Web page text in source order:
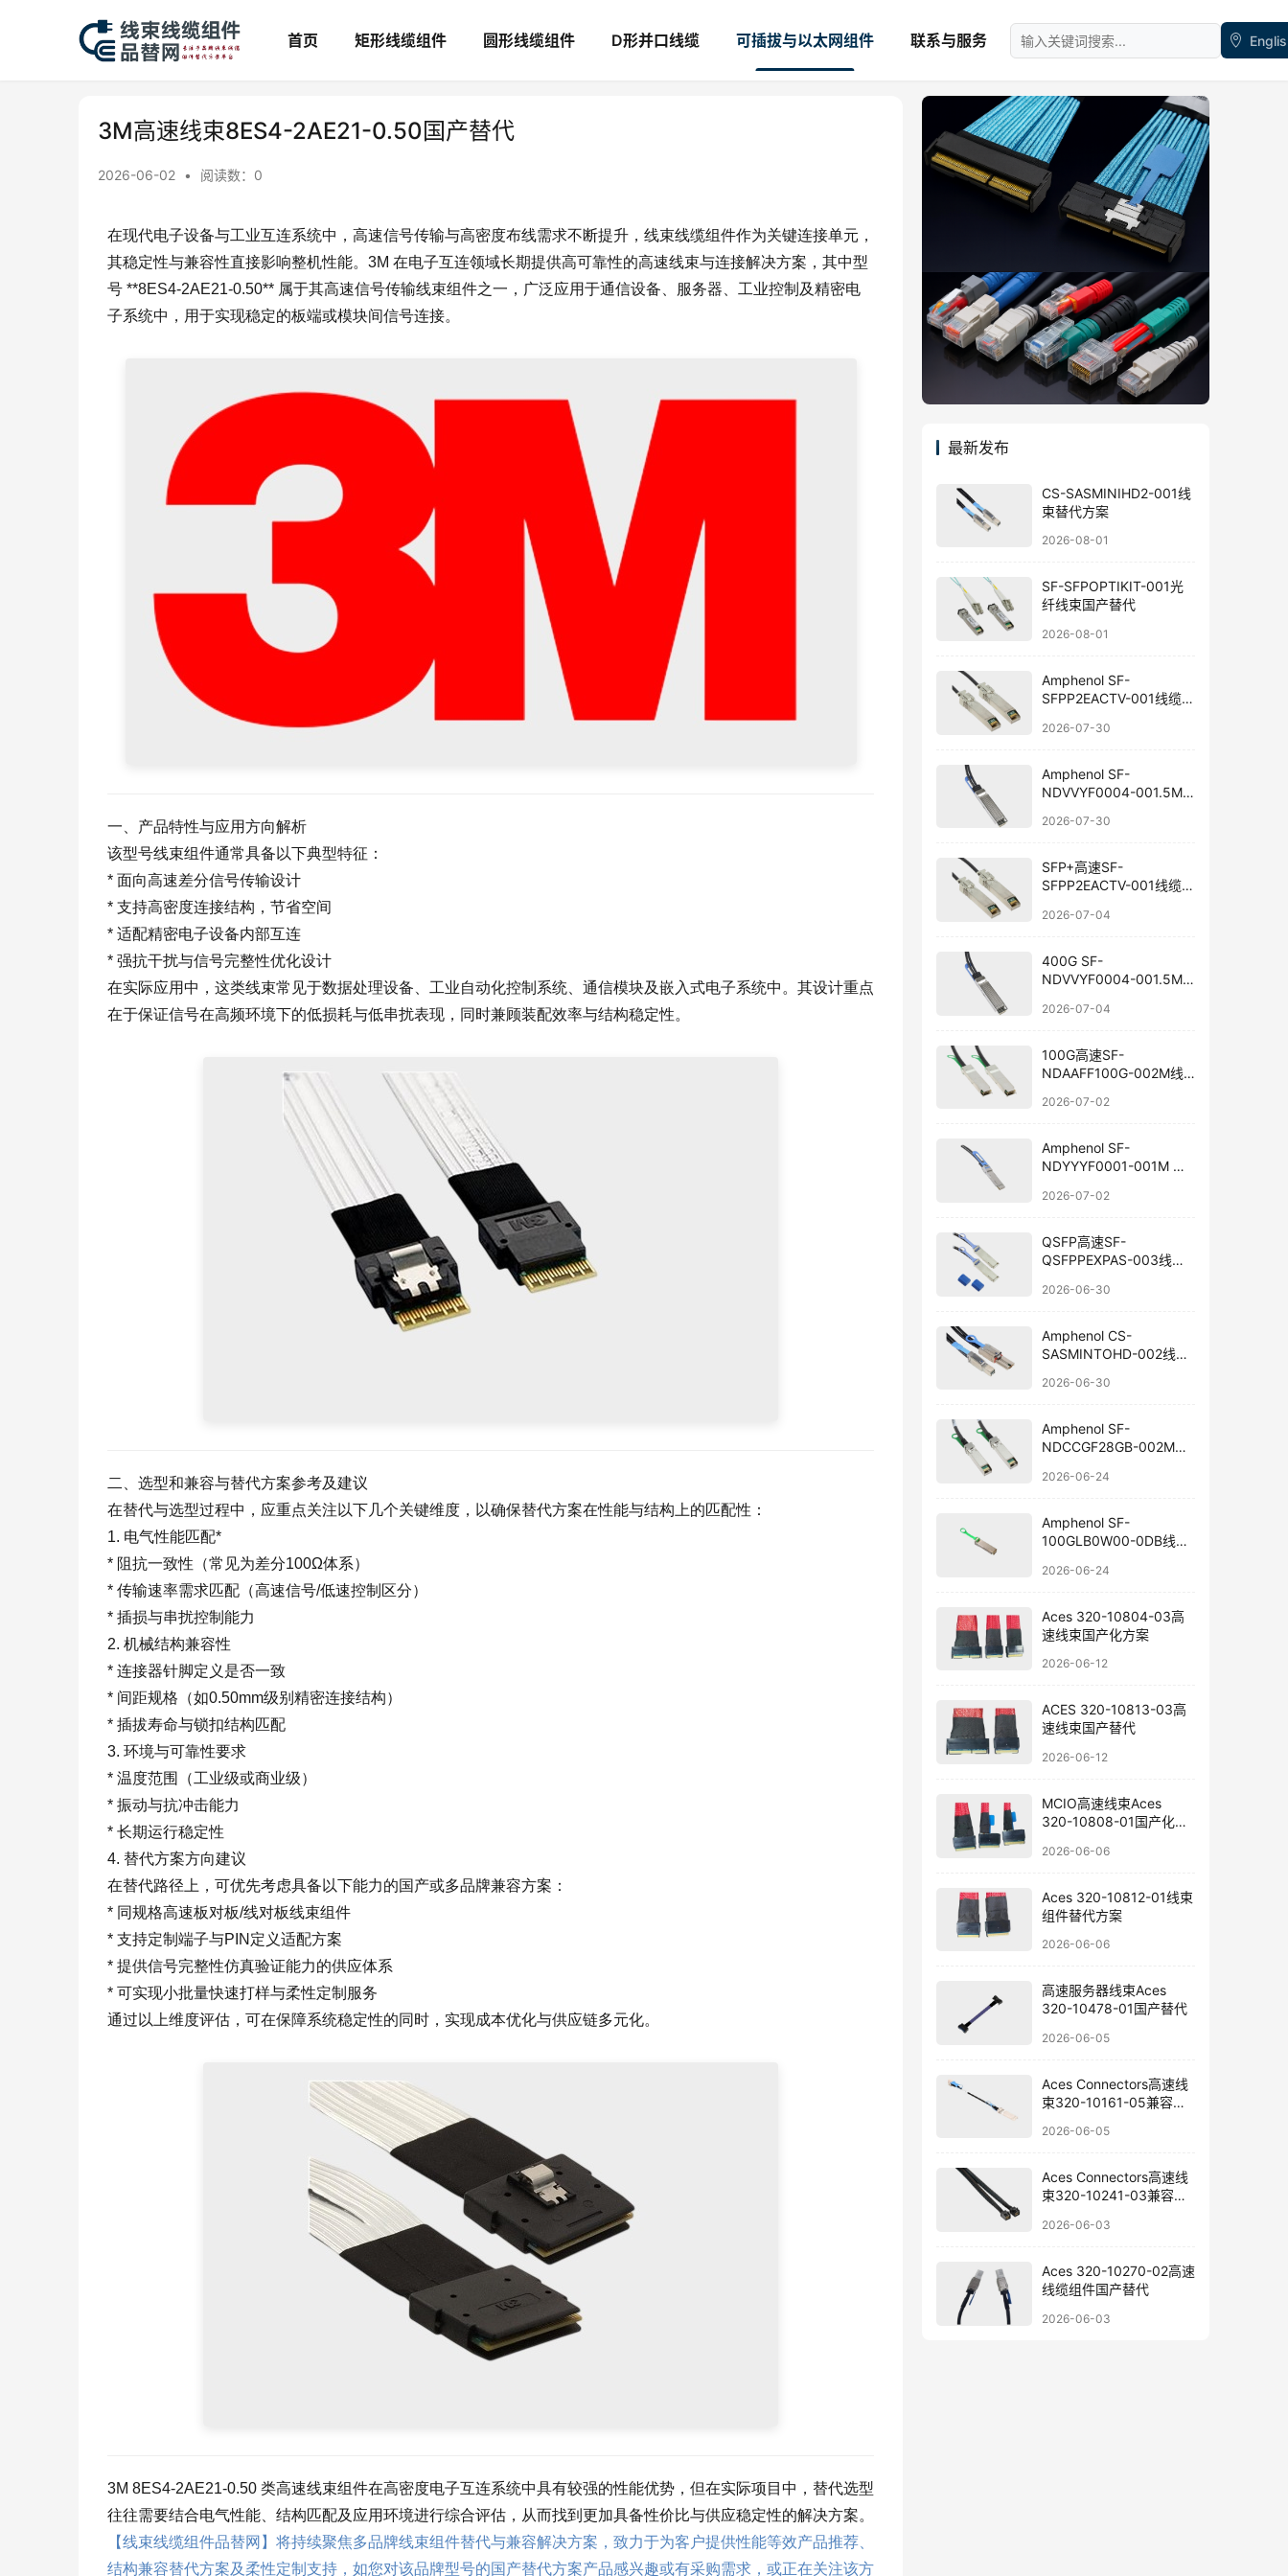
首页 矩形线缆组件 圆形线缆组件 D形并口线缆 可插拔与以太网组件 联系与服务
3M高速线束8ES4-2AE21-0.50国产替代
2026-06-02 • 阅读数： 0
在现代电子设备与工业互连系统中，高速信号传输与高密度布线需求不断提升，线束线缆组件作为关键连接单元，
其稳定性与兼容性直接影响整机性能。3M 在电子互连领域长期提供高可靠性的高速线束与连接解决方案，其中型
号 **8ES4-2AE21-0.50** 属于其高速信号传输线束组件之一，广泛应用于通信设备、服务器、工业控制及精密电
子系统中，用于实现稳定的板端或模块间信号连接。
一、产品特性与应用方向解析
该型号线束组件通常具备以下典型特征：
* 面向高速差分信号传输设计
* 支持高密度连接结构，节省空间
* 适配精密电子设备内部互连
* 强抗干扰与信号完整性优化设计
在实际应用中，这类线束常见于数据处理设备、工业自动化控制系统、通信模块及嵌入式电子系统中。其设计重点
在于保证信号在高频环境下的低损耗与低串扰表现，同时兼顾装配效率与结构稳定性。
二、选型和兼容与替代方案参考及建议
在替代与选型过程中，应重点关注以下几个关键维度，以确保替代方案在性能与结构上的匹配性：
1. 电气性能匹配*
* 阻抗一致性（常见为差分100Ω体系）
* 传输速率需求匹配（高速信号/低速控制区分）
* 插损与串扰控制能力
2. 机械结构兼容性
* 连接器针脚定义是否一致
* 间距规格（如0.50mm级别精密连接结构）
* 插拔寿命与锁扣结构匹配
3. 环境与可靠性要求
* 温度范围（工业级或商业级）
* 振动与抗冲击能力
* 长期运行稳定性
4. 替代方案方向建议
在替代路径上，可优先考虑具备以下能力的国产或多品牌兼容方案：
* 同规格高速板对板/线对板线束组件
* 支持定制端子与PIN定义适配方案
* 提供信号完整性仿真验证能力的供应体系
* 可实现小批量快速打样与柔性定制服务
通过以上维度评估，可在保障系统稳定性的同时，实现成本优化与供应链多元化。
3M 8ES4-2AE21-0.50 类高速线束组件在高密度电子互连系统中具有较强的性能优势，但在实际项目中，替代选型
往往需要结合电气性能、结构匹配及应用环境进行综合评估，从而找到更加具备性价比与供应稳定性的解决方案。
【线束线缆组件品替网】将持续聚焦多品牌线束组件替代与兼容解决方案，致力于为客户提供性能等效产品推荐、
结构兼容替代方案及柔性定制支持，如您对该品牌型号的国产替代方案产品感兴趣或有采购需求，或正在关注该方
最新发布
CS-SASMINIHD2-001线
束替代方案
2026-08-01
SF-SFPOPTIKIT-001光
纤线束国产替代
2026-08-01
Amphenol SF-
SFPP2EACTV-001线缆组
2026-07-30
Amphenol SF-
NDVVYF0004-001.5M
2026-07-30
SFP+高速SF-
SFPP2EACTV-001线缆国
2026-07-04
400G SF-
NDVVYF0004-001.5M
2026-07-04
100G高速SF-
NDAAFF100G-002M线
2026-07-02
Amphenol SF-
NDYYYF0001-001M 线
2026-07-02
QSFP高速SF-
QSFPPEXPAS-003线束
2026-06-30
Amphenol CS-
SASMINTOHD-002线束
2026-06-30
Amphenol SF-
NDCCGF28GB-002M线
2026-06-24
Amphenol SF-
100GLB0W00-0DB线束
2026-06-24
Aces 320-10804-03高
速线束国产化方案
2026-06-12
ACES 320-10813-03高
速线束国产替代
2026-06-12
MCIO高速线束Aces
320-10808-01国产化选
2026-06-06
Aces 320-10812-01线束
组件替代方案
2026-06-06
高速服务器线束Aces
320-10478-01国产替代
2026-06-05
Aces Connectors高速线
束320-10161-05兼容替
2026-06-05
Aces Connectors高速线
束320-10241-03兼容替
2026-06-03
Aces 320-10270-02高速
线缆组件国产替代
2026-06-03